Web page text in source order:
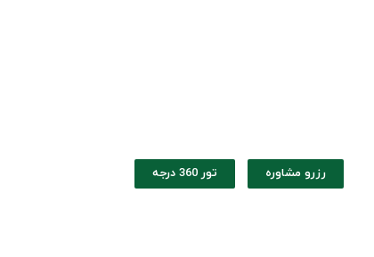
رزرو مشاوره تور 360 درجه